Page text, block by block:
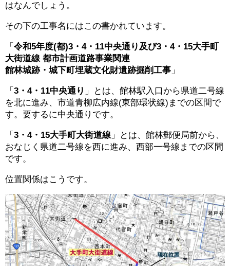
はなんでしょう。
その下の工事名にはこの書かれています。
「 令和5年度(都)3・4・11中央通り及び3・4・15大手町
大街道線 都市計画道路事業関連
館林城跡・城下町埋蔵文化財遺跡掘削工事 」
「 3・4・11中央通り 」とは、館林駅入口から県道二号線
を北に進み、市道青柳広内線(東部環状線)までの区間で
す。要するに中央通りです。
「 3・4・15大手町大街道線」とは、館林郵便局前から、
おなじく県道二号線を西に進み、西部一号線までの区間
です。
位置関係はこうです。